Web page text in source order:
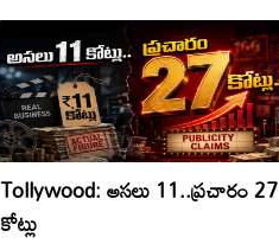
Tollywood: అసలు 11..ప్రచారం 27
కోట్లు